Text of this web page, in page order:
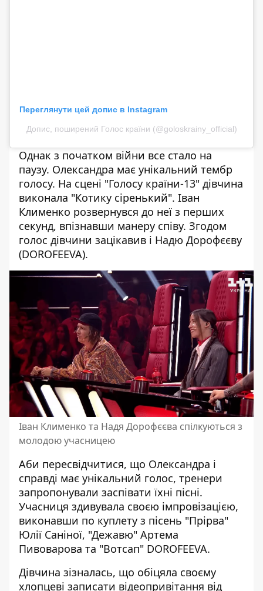
Переглянути цей допис в Instagram
Допис, поширений Голос країни (@goloskrainy_official)
Однак з початком війни все стало на
паузу. Олександра має унікальний тембр
голосу. На сцені "Голосу країни-13" дівчина
виконала "Котику сіренький". Іван
Клименко розвернувся до неї з перших
секунд, впізнавши манеру співу. Згодом
голос дівчини зацікавив і Надю Дорофєєву
(DOROFEEVA).
Іван Клименко та Надя Дорофєєва спілкуються з
молодою учасницею
Аби пересвідчитися, що Олександра і
справді має унікальний голос, тренери
запропонували заспівати їхні пісні.
Учасниця здивувала своєю імпровізацією,
виконавши по куплету з пісень "Прірва"
Юлії Саніної, "Дежавю" Артема
Пивоварова та "Вотсап" DOROFEEVA.
Дівчина зізналась, що обіцяла своєму
хлопцеві записати відеопривітання від